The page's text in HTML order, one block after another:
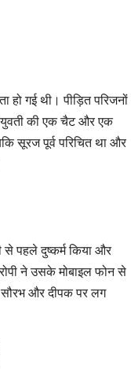
हो गई थी। पीड़ित परिजनों
युवती की एक चैट और एक
सूरज पूर्व परिचित था और
से पहले दुष्कर्म किया और
ने उसके मोबाइल फोन से
और दीपक पर लग